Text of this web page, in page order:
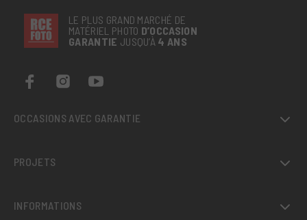
LE PLUS GRAND MARCHÉ DE
MATÉRIEL PHOTO D’OCCASION
GARANTIE JUSQU’À 4 ANS
OCCASIONS AVEC GARANTIE
PROJETS
INFORMATIONS